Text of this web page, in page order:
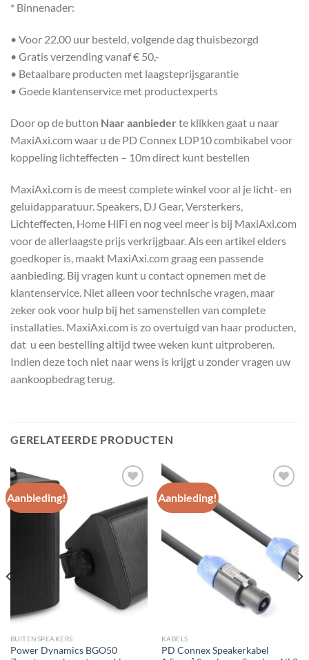
* Binnenader:
• Voor 22.00 uur besteld, volgende dag thuisbezorgd
• Gratis verzending vanaf € 50,-
• Betaalbare producten met laagsteprijsgarantie
• Goede klantenservice met productexperts
Door op de button Naar aanbieder te klikken gaat u naar
MaxiAxi.com waar u de PD Connex LDP10 combikabel voor
koppeling lichteffecten – 10m direct kunt bestellen
MaxiAxi.com is de meest complete winkel voor al je licht- en
geluidapparatuur. Speakers, DJ Gear, Versterkers,
Lichteffecten, Home HiFi en nog veel meer is bij MaxiAxi.com
voor de allerlaagste prijs verkrijgbaar. Als een artikel elders
goedkoper is, maakt MaxiAxi.com graag een passende
aanbieding. Bij vragen kunt u contact opnemen met de
klantenservice. Niet alleen voor technische vragen, maar
zeker ook voor hulp bij het samenstellen van complete
installaties. MaxiAxi.com is zo overtuigd van haar producten,
dat u een bestelling altijd twee weken kunt uitproberen.
Indien deze toch niet naar wens is krijgt u zonder vragen uw
aankoopbedrag terug.
GERELATEERDE PRODUCTEN
Aanbieding!
Toevoegen
aan
wenslijst
BUITENSPEAKERS
Power Dynamics BGO50
Aanbieding!
wenslijst
KABELS
PD Connex Speakerkabel